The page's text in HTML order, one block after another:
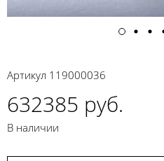
Артикул 119000036
632385 руб.
В наличии